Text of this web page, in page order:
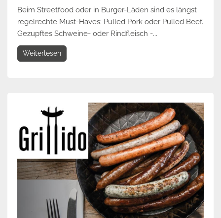
Beim Streetfood oder in Burger-Läden sind es längst
regelrechte Must-Haves: Pulled Pork oder Pulled Beef.
Gezupftes Schweine- oder Rindfleisch -...
Weiterlesen